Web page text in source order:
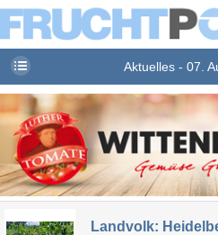
Aktuelles - 07.
Landvolk: